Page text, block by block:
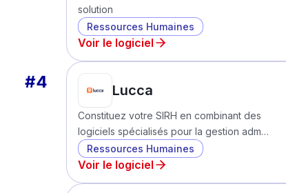
solution
Ressources Humaines
Voir le logiciel
#4 Lucca
Constituez votre SIRH en combinant des
logiciels spécialisés pour la gestion adm…
Ressources Humaines
Voir le logiciel